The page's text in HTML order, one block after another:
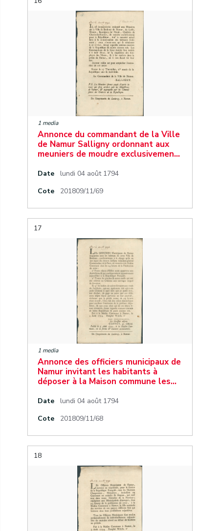
1 media
Annonce du commandant de la Ville
de Namur Salligny ordonnant aux
meuniers de moudre exclusivemen…
Date
lundi 04 août 1794
Cote
201809/11/69
17
1 media
Annonce des officiers municipaux de
Namur invitant les habitants à
déposer à la Maison commune les…
Date
lundi 04 août 1794
Cote
201809/11/68
18